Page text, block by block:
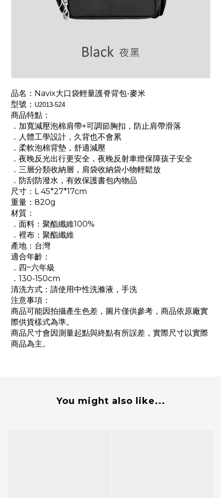
品名：Navix大口袋輕量護脊背包-麥米
型號： U2013-524
商品特點：
．加寬減壓泡棉肩帶+可調節胸扣，防止肩帶滑落
．人體工學設計，久背也不會累
．柔軟泡棉背墊，舒適減壓
．夜晚反光出行更安全，夜晚反射車燈保障孩子安全
．三層分類收納層，肩袋收納袋小物輕鬆放
．防刮防潑水，有效保護書包內物品
尺寸：L 45*27*17cm
重量：820g
材質：
．面料： 聚酯纖維100%
．裡布： 聚酯纖維
產地：台灣
適合年齡：
．四~六年級
．130-150cm
清洗方式：請使用中性洗滌液，手洗
注意事項：
商品可能因拍攝產生色差，圖片僅供參考，商品依原廠實
際供貨樣式為準。
商品尺寸會因測量起點與終點有所誤差，實際尺寸以實際
商品為主。
You might also like...